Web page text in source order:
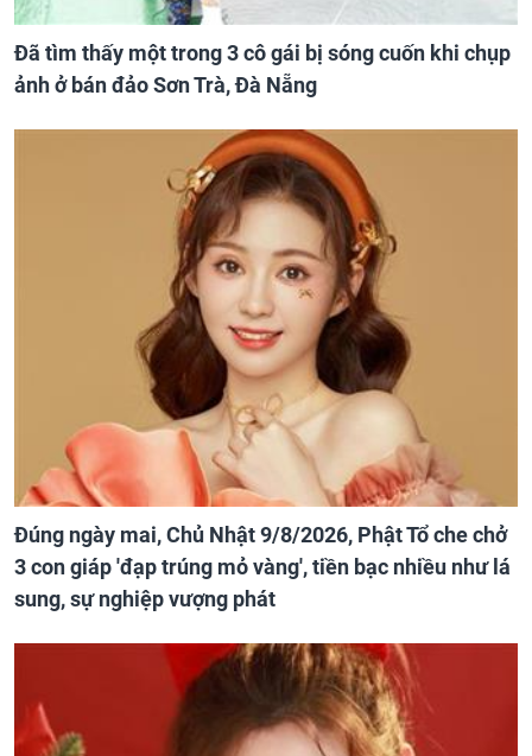
Đã tìm thấy một trong 3 cô gái bị sóng cuốn khi chụp
ảnh ở bán đảo Sơn Trà, Đà Nẵng
Đúng ngày mai, Chủ Nhật 9/8/2026, Phật Tổ che chở
3 con giáp 'đạp trúng mỏ vàng', tiền bạc nhiều như lá
sung, sự nghiệp vượng phát